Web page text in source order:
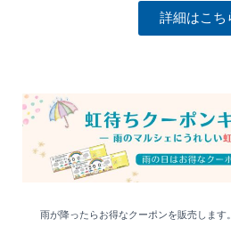
詳細はこち
雨が降ったらお得なクーポンを販売しま